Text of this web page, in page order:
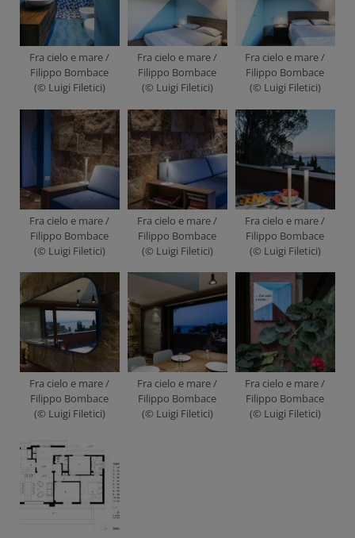
Fra cielo e mare /
Filippo Bombace
(© Luigi Filetici)
Fra cielo e mare /
Filippo Bombace
(© Luigi Filetici)
Fra cielo e mare /
Filippo Bombace
(© Luigi Filetici)
Fra cielo e mare /
Filippo Bombace
(© Luigi Filetici)
Fra cielo e mare /
Filippo Bombace
(© Luigi Filetici)
Fra cielo e mare /
Filippo Bombace
(© Luigi Filetici)
Fra cielo e mare /
Filippo Bombace
(© Luigi Filetici)
Fra cielo e mare /
Filippo Bombace
(© Luigi Filetici)
Fra cielo e mare /
Filippo Bombace
(© Luigi Filetici)